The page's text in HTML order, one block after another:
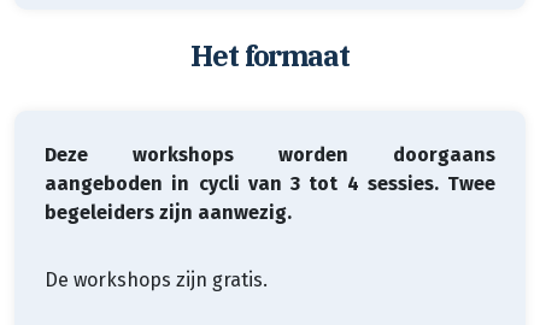
Het formaat
Deze workshops worden doorgaans
aangeboden in cycli van 3 tot 4 sessies. Twee
begeleiders zijn aanwezig.
De workshops zijn gratis.